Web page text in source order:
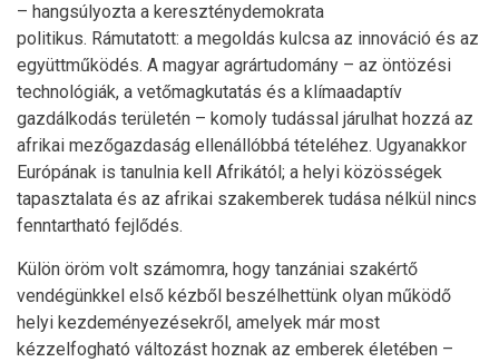
– hangsúlyozta a kereszténydemokrata
politikus. Rámutatott: a megoldás kulcsa az innováció és az
együttműködés. A magyar agrártudomány – az öntözési
technológiák, a vetőmagkutatás és a klímaadaptív
gazdálkodás területén – komoly tudással járulhat hozzá az
afrikai mezőgazdaság ellenállóbbá tételéhez. Ugyanakkor
Európának is tanulnia kell Afrikától; a helyi közösségek
tapasztalata és az afrikai szakemberek tudása nélkül nincs
fenntartható fejlődés.
Külön öröm volt számomra, hogy tanzániai szakértő
vendégünkkel első kézből beszélhettünk olyan működő
helyi kezdeményezésekről, amelyek már most
kézzelfogható változást hoznak az emberek életében –